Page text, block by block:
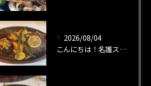
2026/08/04
こんにちは！名護ステーキです！